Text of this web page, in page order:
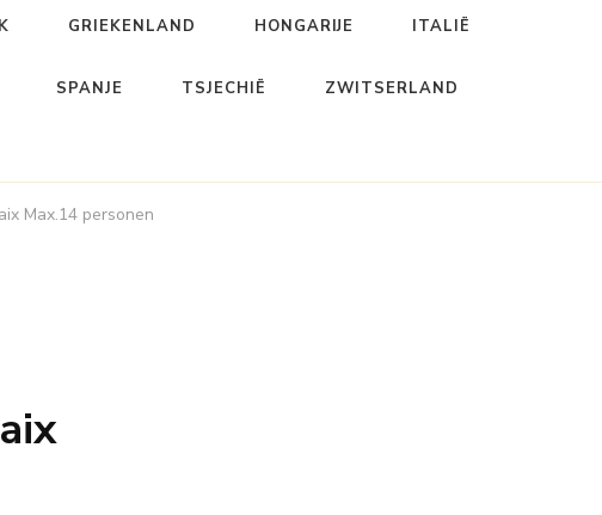
GRIEKENLAND HONGARIJE ITALIË
SPANJE TSJECHIË ZWITSERLAND
Max.14 personen